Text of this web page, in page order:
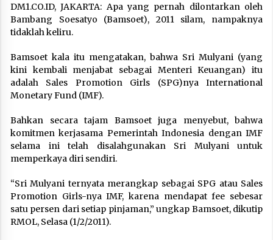
DM1.CO.ID, JAKARTA: Apa yang pernah dilontarkan oleh
Bambang Soesatyo (Bamsoet), 2011 silam, nampaknya
tidaklah keliru.
Bamsoet kala itu mengatakan, bahwa Sri Mulyani (yang
kini kembali menjabat sebagai Menteri Keuangan) itu
adalah Sales Promotion Girls (SPG)nya International
Monetary Fund (IMF).
Bahkan secara tajam Bamsoet juga menyebut, bahwa
komitmen kerjasama Pemerintah Indonesia dengan IMF
selama ini telah disalahgunakan Sri Mulyani untuk
memperkaya diri sendiri.
“Sri Mulyani ternyata merangkap sebagai SPG atau Sales
Promotion Girls-nya IMF, karena mendapat fee sebesar
satu persen dari setiap pinjaman,” ungkap Bamsoet, dikutip
RMOL, Selasa (1/2/2011).